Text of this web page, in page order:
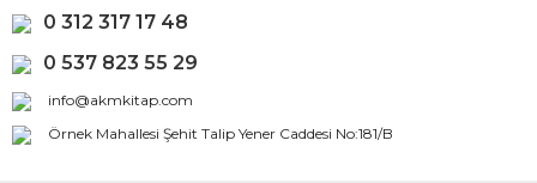
0 312 317 17 48
0 537 823 55 29
info@akmkitap.com
Örnek Mahallesi Şehit Talip Yener Caddesi No:181/B